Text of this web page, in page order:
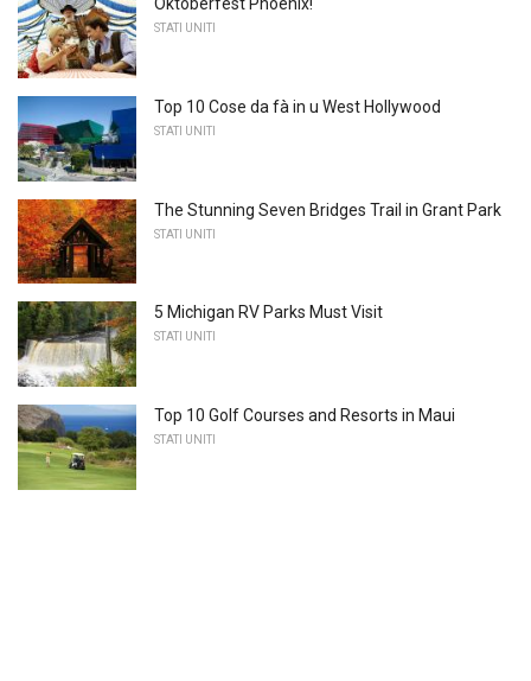
Oktoberfest Phoenix!
STATI UNITI
Top 10 Cose da fà in u West Hollywood
STATI UNITI
The Stunning Seven Bridges Trail in Grant Park
STATI UNITI
5 Michigan RV Parks Must Visit
STATI UNITI
Top 10 Golf Courses and Resorts in Maui
STATI UNITI